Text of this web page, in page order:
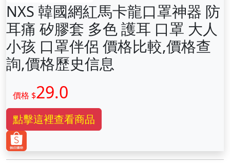
NXS 韓國網紅馬卡龍口罩神器 防
耳痛 矽膠套 多色 護耳 口罩 大人
小孩 口罩伴侶 價格比較,價格查
詢,價格歷史信息
價格 $29.0
點擊這裡查看商品